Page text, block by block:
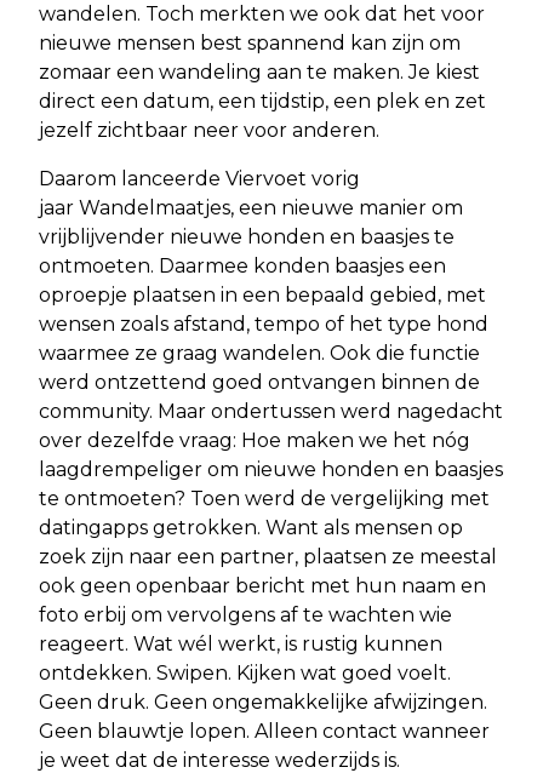
wandelen. Toch merkten we ook dat het voor
nieuwe mensen best spannend kan zijn om
zomaar een wandeling aan te maken. Je kiest
direct een datum, een tijdstip, een plek en zet
jezelf zichtbaar neer voor anderen.
Daarom lanceerde Viervoet vorig
jaar Wandelmaatjes, een nieuwe manier om
vrijblijvender nieuwe honden en baasjes te
ontmoeten. Daarmee konden baasjes een
oproepje plaatsen in een bepaald gebied, met
wensen zoals afstand, tempo of het type hond
waarmee ze graag wandelen. Ook die functie
werd ontzettend goed ontvangen binnen de
community. Maar ondertussen werd nagedacht
over dezelfde vraag: Hoe maken we het nóg
laagdrempeliger om nieuwe honden en baasjes
te ontmoeten? Toen werd de vergelijking met
datingapps getrokken. Want als mensen op
zoek zijn naar een partner, plaatsen ze meestal
ook geen openbaar bericht met hun naam en
foto erbij om vervolgens af te wachten wie
reageert. Wat wél werkt, is rustig kunnen
ontdekken. Swipen. Kijken wat goed voelt.
Geen druk. Geen ongemakkelijke afwijzingen.
Geen blauwtje lopen. Alleen contact wanneer
je weet dat de interesse wederzijds is.